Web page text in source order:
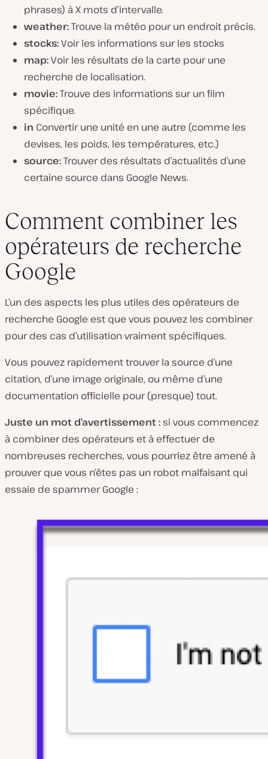
phrases) à X mots d’intervalle.
weather:Trouve la météo pour un endroit précis.
stocks:Voir les informations sur les stocks
map:Voir les résultats de la carte pour une
recherche de localisation.
movie:Trouve des informations sur un film
spécifique.
in Convertir une unité en une autre (comme les
devises, les poids, les températures, etc.)
source:Trouver des résultats d’actualités d’une
certaine source dans Google News.
Comment combiner les
opérateurs de recherche
Google
L’un des aspects les plus utiles des opérateurs de
recherche Google est que vous pouvez les combiner
pour des cas d’utilisation vraiment spécifiques.
Vous pouvez rapidement trouver la source d’une
citation, d’une image originale, ou même d’une
documentation officielle pour (presque) tout.
Juste un mot d’avertissement : si vous commencez
à combiner des opérateurs et à effectuer de
nombreuses recherches, vous pourriez être amené à
prouver que vous n’êtes pas un robot malfaisant qui
essaie de spammer Google :